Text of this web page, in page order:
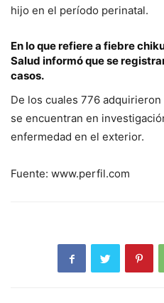
hijo en el período perinatal.
En lo que refiere a fiebre
Salud informó que se
casos.
De los cuales 776
se encuentran en
enfermedad en el exterior.
Fuente: www.perfil.com